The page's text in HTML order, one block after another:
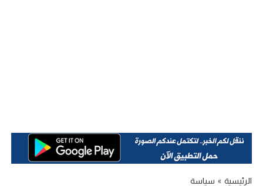
الرئيسية » سياسة